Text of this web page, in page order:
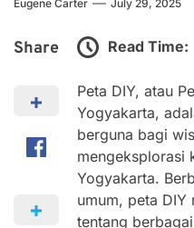
Eugene Carter July 29, 2025
Share Read Time:
Peta DIY, atau
Yogyakarta,
berguna bagi
mengeksplorasi
Yogyakarta.
umum, peta
tentang